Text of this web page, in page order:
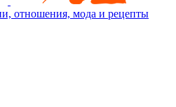
отношения, мода и рецепты